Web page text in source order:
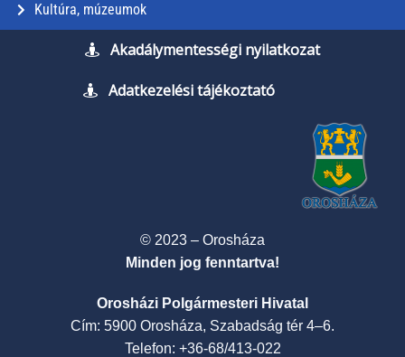
Kultúra, múzeumok
Akadálymentességi nyilatkozat
Adatkezelési tájékoztató
© 2023 – Orosháza
Minden jog fenntartva!
Orosházi Polgármesteri Hivatal
Cím: 5900 Orosháza, Szabadság tér 4–6.
Telefon: +36-68/413-022